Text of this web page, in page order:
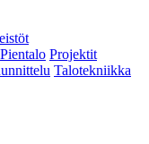
Pientalo Projektit
Talotekniikka